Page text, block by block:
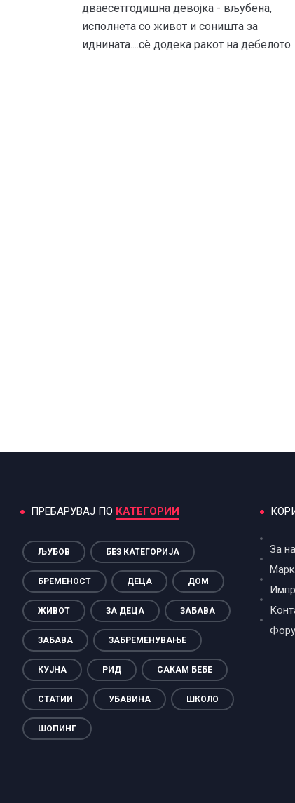
дваесетгодишна девојка - вљубена,
исполнета со живот и соништа за
иднината....сè додека ракот на дебелото
ПРЕБАРУВАЈ ПО КАТЕГОРИИ
ЉУБОВ БЕЗ КАТЕГОРИЈА
БРЕМЕНОСТ ДЕЦА ДОМ
ЖИВОТ ЗА ДЕЦА ЗАБАВА
ЗАБАВА ЗАБРЕМЕНУВАЊЕ
КУЈНА РИД САКАМ БЕБЕ
СТАТИИ УБАВИНА ШКОЛО
ШОПИНГ
За